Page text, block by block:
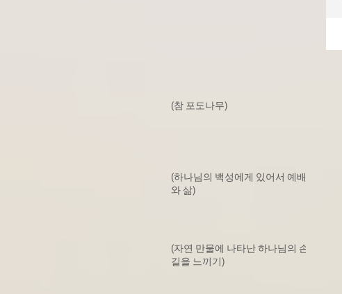
(참 포도나무)
(하나님의 백성에게 있어서 예배
와 삶)
(자연 만물에 나타난 하나님의 손
길을 느끼기)